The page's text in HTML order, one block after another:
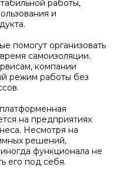
работы,
и
помогут организовать
самоизоляции.
компании
режим работы без
на предприятиях
Несмотря на
решений,
функционала не
его под себя.